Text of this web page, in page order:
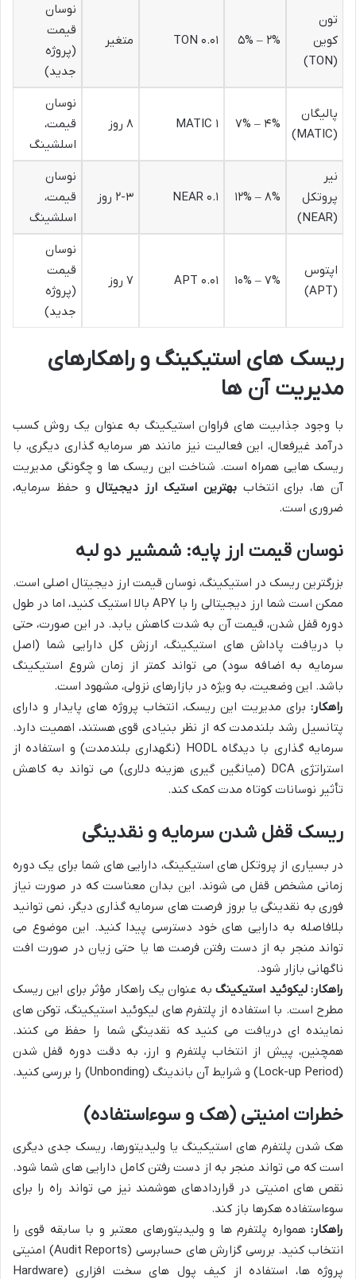
تون
کوین
(TON)
۲% – ۵% ۰.۰۱ TON متغیر
نوسان
قیمت
(پروژه
جدید)
پالیگان
(MATIC)
۴% – ۷% ۱ MATIC ۸ روز
نوسان
قیمت،
اسلشینگ
نیر
پروتکل
(NEAR)
۸% – ۱۲% ۰.۱ NEAR ۲-۳ روز
نوسان
قیمت،
اسلشینگ
اپتوس
(APT)
۷% – ۱۰% ۰.۰۱ APT ۷ روز
نوسان
قیمت
(پروژه
جدید)
ریسک های استیکینگ و راهکارهای
مدیریت آن ها
با وجود جذابیت های فراوان استیکینگ به عنوان یک روش کسب
درآمد غیرفعال، این فعالیت نیز مانند هر سرمایه گذاری دیگری، با
ریسک هایی همراه است. شناخت این ریسک ها و چگونگی مدیریت
آن ها، برای انتخاببهترین استیک ارز دیجیتالو حفظ سرمایه،
ضروری است.
نوسان قیمت ارز پایه: شمشیر دو لبه
بزرگترین ریسک در استیکینگ، نوسان قیمت ارز دیجیتال اصلی است.
ممکن است شما ارز دیجیتالی را با APY بالا استیک کنید، اما در طول
دوره قفل شدن، قیمت آن به شدت کاهش یابد. در این صورت، حتی
با دریافت پاداش های استیکینگ، ارزش کل دارایی شما (اصل
سرمایه به اضافه سود) می تواند کمتر از زمان شروع استیکینگ
باشد. این وضعیت، به ویژه در بازارهای نزولی، مشهود است.
راهکار: برای مدیریت این ریسک، انتخاب پروژه های پایدار و دارای
پتانسیل رشد بلندمدت که از نظر بنیادی قوی هستند، اهمیت دارد.
سرمایه گذاری با دیدگاه HODL (نگهداری بلندمدت) و استفاده از
استراتژی DCA (میانگین گیری هزینه دلاری) می تواند به کاهش
تأثیر نوسانات کوتاه مدت کمک کند.
ریسک قفل شدن سرمایه و نقدینگی
در بسیاری از پروتکل های استیکینگ، دارایی های شما برای یک دوره
زمانی مشخص قفل می شوند. این بدان معناست که در صورت نیاز
فوری به نقدینگی یا بروز فرصت های سرمایه گذاری دیگر، نمی توانید
بلافاصله به دارایی های خود دسترسی پیدا کنید. این موضوع می
تواند منجر به از دست رفتن فرصت ها یا حتی زیان در صورت افت
ناگهانی بازار شود.
راهکار: لیکوئید استیکینگبه عنوان یک راهکار مؤثر برای این ریسک
مطرح است. با استفاده از پلتفرم های لیکوئید استیکینگ، توکن های
نماینده ای دریافت می کنید که نقدینگی شما را حفظ می کنند.
همچنین، پیش از انتخاب پلتفرم و ارز، به دقت دوره قفل شدن
(Lock-up Period) و شرایط آن باندینگ (Unbonding) را بررسی کنید.
خطرات امنیتی (هک و سوءاستفاده)
هک شدن پلتفرم های استیکینگ یا ولیدیتورها، ریسک جدی دیگری
است که می تواند منجر به از دست رفتن کامل دارایی های شما شود.
نقص های امنیتی در قراردادهای هوشمند نیز می تواند راه را برای
سوءاستفاده هکرها باز کند.
راهکار: همواره پلتفرم ها و ولیدیتورهای معتبر و با سابقه قوی را
انتخاب کنید. بررسی گزارش های حسابرسی (Audit Reports) امنیتی
پروژه ها، استفاده از کیف پول های سخت افزاری (Hardware